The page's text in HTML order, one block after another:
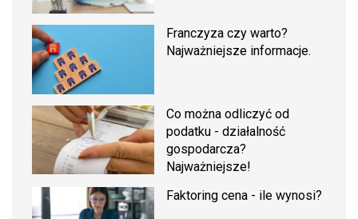
Franczyza czy warto?
Najważniejsze informacje.
Co można odliczyć od
podatku - działalność
gospodarcza?
Najważniejsze!
Faktoring cena - ile wynosi?